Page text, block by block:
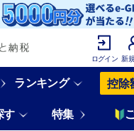
ログイン 新
ランキング 控除
す 特集